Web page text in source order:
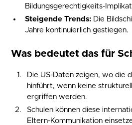
Bildungsgerechtigkeits-
Steigende Trends: Die
Jahre kontinuierlich gestiegen.
Was bedeutet das für
Die US-Daten zeigen, wo die
hinführt, wenn keine
ergriffen werden.
Schulen können diese
Eltern-Kommunikation